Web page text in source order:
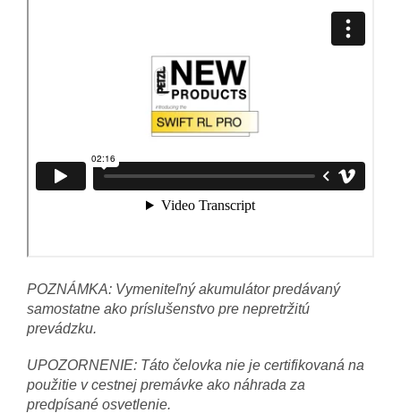
POZNÁMKA: Vymeniteľný akumulátor predávaný
samostatne ako príslušenstvo pre nepretržitú
prevádzku.
UPOZORNENIE: Táto čelovka nie je certifikovaná na
použitie v cestnej premávke ako náhrada za
predpísané osvetlenie.